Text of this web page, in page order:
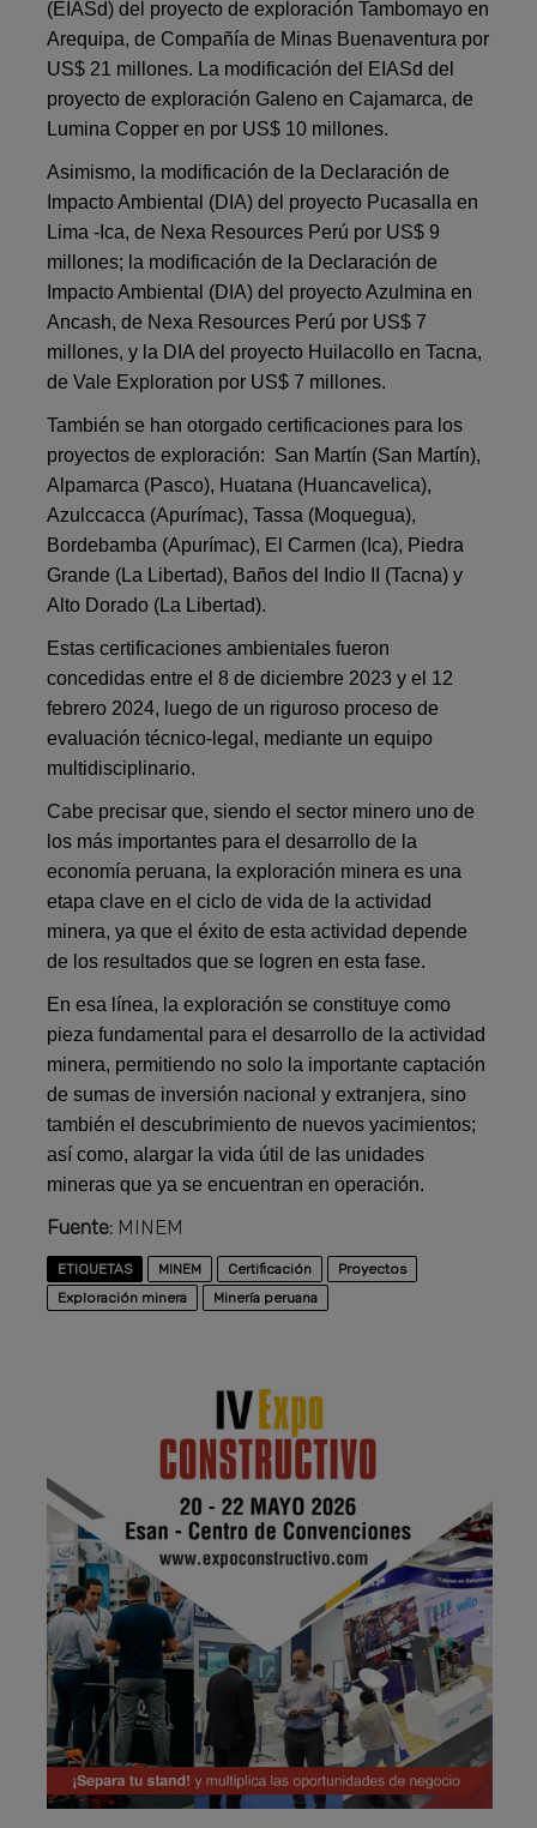
(EIASd) del proyecto de exploración Tambomayo en
Arequipa, de Compañía de Minas Buenaventura por
US$ 21 millones. La modificación del EIASd del
proyecto de exploración Galeno en Cajamarca, de
Lumina Copper en por US$ 10 millones.
Asimismo, la modificación de la Declaración de
Impacto Ambiental (DIA) del proyecto Pucasalla en
Lima -Ica, de Nexa Resources Perú por US$ 9
millones; la modificación de la Declaración de
Impacto Ambiental (DIA) del proyecto Azulmina en
Ancash, de Nexa Resources Perú por US$ 7
millones, y la DIA del proyecto Huilacollo en Tacna,
de Vale Exploration por US$ 7 millones.
También se han otorgado certificaciones para los
proyectos de exploración: San Martín (San Martín),
Alpamarca (Pasco), Huatana (Huancavelica),
Azulccacca (Apurímac), Tassa (Moquegua),
Bordebamba (Apurímac), El Carmen (Ica), Piedra
Grande (La Libertad), Baños del Indio II (Tacna) y
Alto Dorado (La Libertad).
Estas certificaciones ambientales fueron
concedidas entre el 8 de diciembre 2023 y el 12
febrero 2024, luego de un riguroso proceso de
evaluación técnico-legal, mediante un equipo
multidisciplinario.
Cabe precisar que, siendo el sector minero uno de
los más importantes para el desarrollo de la
economía peruana, la exploración minera es una
etapa clave en el ciclo de vida de la actividad
minera, ya que el éxito de esta actividad depende
de los resultados que se logren en esta fase.
En esa línea, la exploración se constituye como
pieza fundamental para el desarrollo de la actividad
minera, permitiendo no solo la importante captación
de sumas de inversión nacional y extranjera, sino
también el descubrimiento de nuevos yacimientos;
así como, alargar la vida útil de las unidades
mineras que ya se encuentran en operación.
Fuente: MINEM
ETIQUETAS MINEM Certificación
Proyectos
Exploración minera
Minería peruana